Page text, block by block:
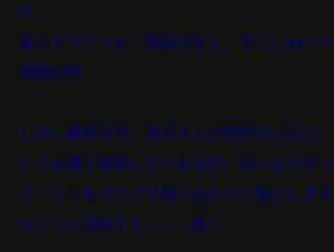
り、
友人ドラマーも「長谷川さん、すごいねー
感嘆の声。
しかし爆音王子、米川さんの音圧がパない。
いつも通り覚悟してたものの、やっぱりず
ノ－ミソをグラグラ揺らされてた気がします
ちょっと目眩すら……（笑）。